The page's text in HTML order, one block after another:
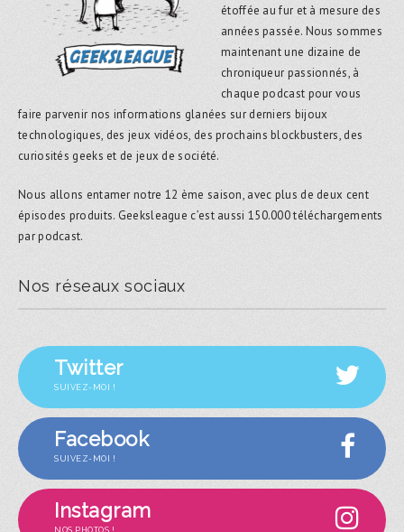
étoffée au fur et à mesure des
années passée. Nous sommes
maintenant une dizaine de
chroniqueur passionnés, à
chaque podcast pour vous
faire parvenir nos informations glanées sur derniers bijoux
technologiques, des jeux vidéos, des prochains blockbusters, des
curiosités geeks et de jeux de société.
Nous allons entamer notre 12 ème saison, avec plus de deux cent
épisodes produits. Geeksleague c’est aussi 150.000 téléchargements
par podcast.
Nos réseaux sociaux
Twitter
SUIVEZ-MOI !
Facebook
SUIVEZ-MOI !
Instagram